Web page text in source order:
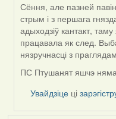
In
reply
to
by
Helena
Сёння, але пазней
стрым і з першага
адыходзіў кантакт,
працавала як след.
нязручнасці з
ПС Птушанят яшчэ
Увайдзіце ці